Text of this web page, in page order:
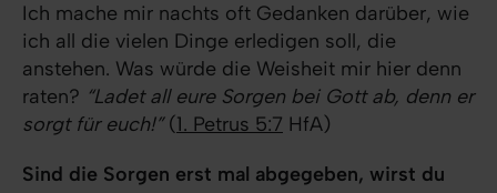
Ich mache mir nachts oft Gedanken darüber, wie
ich all die vielen Dinge erledigen soll, die
anstehen. Was würde die Weisheit mir hier denn
raten? “Ladet all eure Sorgen bei Gott ab, denn er
sorgt für euch!”(1. Petrus 5:7 HfA)
Sind die Sorgen erst mal abgegeben, wirst du